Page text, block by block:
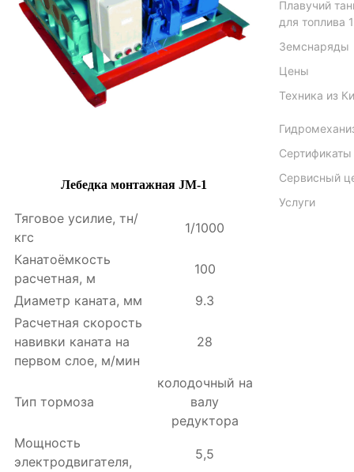
Лебедка монтажная JM-1
Тяговое усилие, тн/
кгс
1/1000
Канатоёмкость
расчетная, м
100
Диаметр каната, мм
9.3
Расчетная скорость
навивки каната на
первом слое, м/мин
28
Тип тормоза
колодочный на
валу
редуктора
Мощность
электродвигателя,
5,5
Плавучий
для топлива
Земснаряды
Цены
Техника из
Сертификаты
Сервисный
Услуги